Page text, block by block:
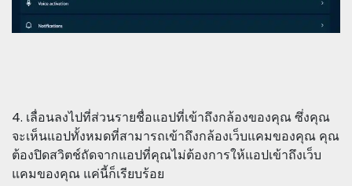
4. เลื่อนลงไปที่ส่วนรายชื่อแอปที่เข้าถึงกล้องของคุณ ซึ่งคุณ
จะเห็นแอปทั้งหมดที่สามารถเข้าถึงกล้องเว็บแคมของคุณ คุณ
ต้องปิดสวิตช์ถัดจากแอปที่คุณไม่ต้องการให้แอปเข้าถึงเว็บ
แคมของคุณ แค่นี้ก็เรียบร้อย